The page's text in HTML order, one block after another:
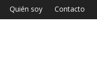
Quién soy Contacto